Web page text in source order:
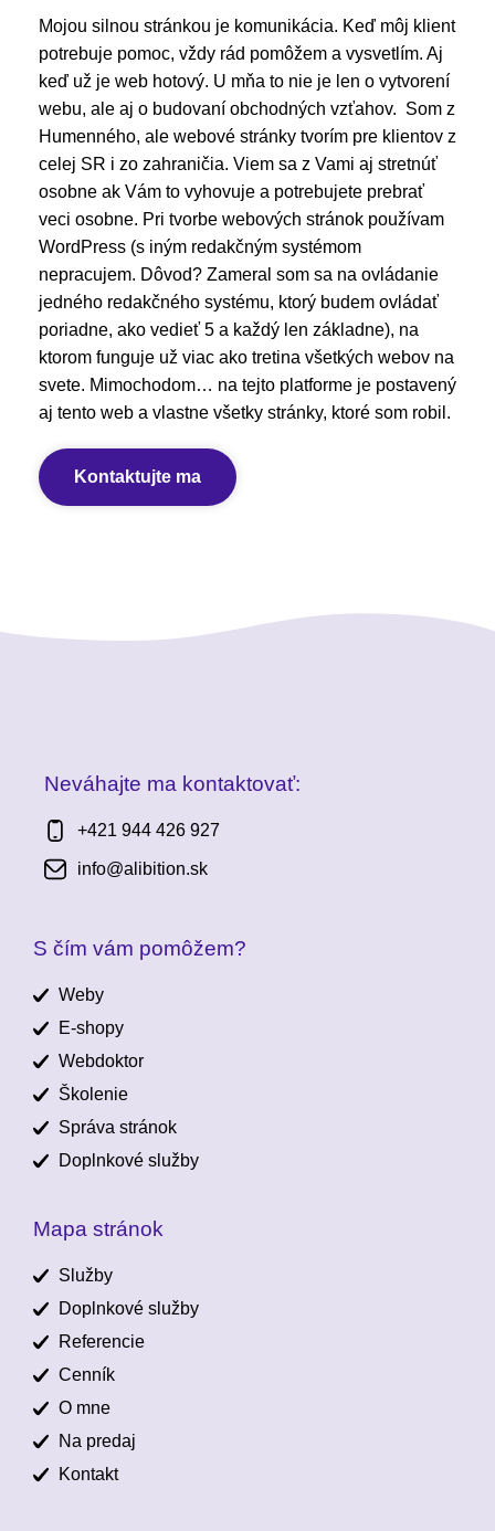
Mojou silnou stránkou je komunikácia. Keď môj klient
potrebuje pomoc, vždy rád pomôžem a vysvetlím. Aj
keď už je web hotový. U mňa to nie je len o vytvorení
webu, ale aj o budovaní obchodných vzťahov. Som z
Humenného, ale webové stránky tvorím pre klientov z
celej SR i zo zahraničia. Viem sa z Vami aj stretnúť
osobne ak Vám to vyhovuje a potrebujete prebrať
veci osobne. Pri tvorbe webových stránok používam
WordPress (s iným redakčným systémom
nepracujem. Dôvod? Zameral som sa na ovládanie
jedného redakčného systému, ktorý budem ovládať
poriadne, ako vedieť 5 a každý len základne), na
ktorom funguje už viac ako tretina všetkých webov na
svete. Mimochodom… na tejto platforme je postavený
aj tento web a vlastne všetky stránky, ktoré som robil.
Kontaktujte ma
Neváhajte ma kontaktovať:
+421 944 426 927
info@alibition.sk
S čím vám pomôžem?
Weby
E-shopy
Webdoktor
Školenie
Správa stránok
Doplnkové služby
Mapa stránok
Služby
Doplnkové služby
Referencie
Cenník
O mne
Na predaj
Kontakt